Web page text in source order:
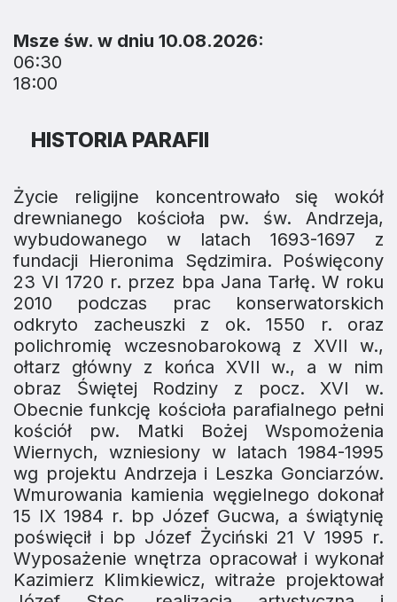
Msze św. w dniu 10.08.2026:
06:30
18:00
HISTORIA PARAFII
Życie religijne koncentrowało się wokół
drewnianego kościoła pw. św. Andrzeja,
wybudowanego w latach 1693-1697 z
fundacji Hieronima Sędzimira. Poświęcony
23 VI 1720 r. przez bpa Jana Tarłę. W roku
2010 podczas prac konserwatorskich
odkryto zacheuszki z ok. 1550 r. oraz
polichromię wczesnobarokową z XVII w.,
ołtarz główny z końca XVII w., a w nim
obraz Świętej Rodziny z pocz. XVI w.
Obecnie funkcję kościoła parafialnego pełni
kościół pw. Matki Bożej Wspomożenia
Wiernych, wzniesiony w latach 1984-1995
wg projektu Andrzeja i Leszka Gonciarzów.
Wmurowania kamienia węgielnego dokonał
15 IX 1984 r. bp Józef Gucwa, a świątynię
poświęcił i bp Józef Życiński 21 V 1995 r.
Wyposażenie wnętrza opracował i wykonał
Kazimierz Klimkiewicz, witraże projektował